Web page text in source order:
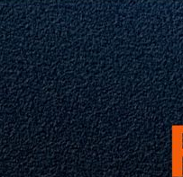
(ADR) DI DALAM
PEMBINAAN